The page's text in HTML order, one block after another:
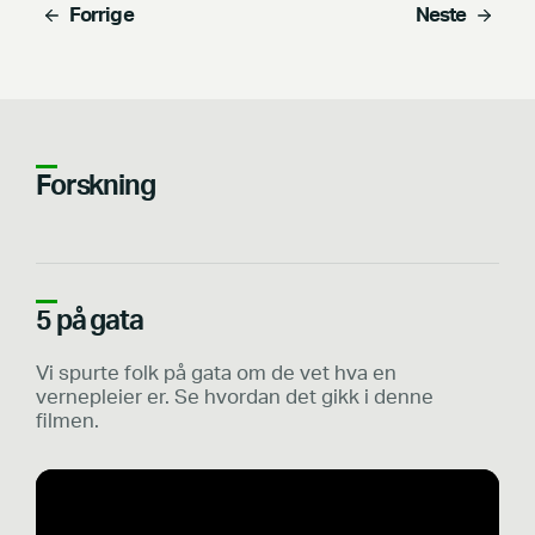
Forrige Neste
Forskning
5 på gata
Vi spurte folk på gata om de vet hva en
vernepleier er. Se hvordan det gikk i denne
filmen.